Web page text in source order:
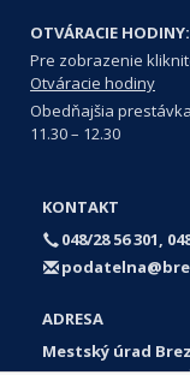
OTVÁRACIE HODINY:
Pre zobrazenie
Otváracie hodiny
Obedňajšia prestávka
11.30 – 12.30
KONTAKT
048/28 56 301,
ADRESA
Mestský úrad